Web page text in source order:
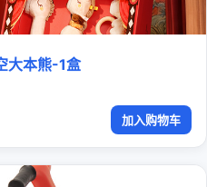
大本熊-1盒
加入购物车